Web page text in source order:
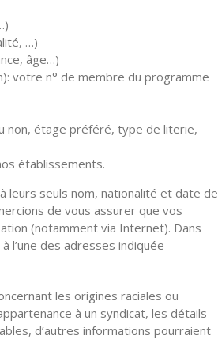
…)
âge…)
votre n° de membre du programme
non, étage préféré, type de literie,
établissements.
leurs seuls nom, nationalité et date de
de vous assurer que vos
(notamment via Internet). Dans
l’une des adresses indiquée
les origines raciales ou
à un syndicat, les détails
d’autres informations pourraient